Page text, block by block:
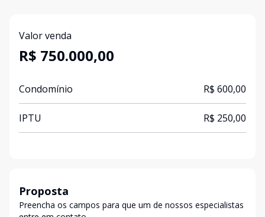
Valor venda
R$ 750.000,00
Condomínio R$ 600,00
IPTU R$ 250,00
Proposta
Preencha os campos para que um de nossos especialistas